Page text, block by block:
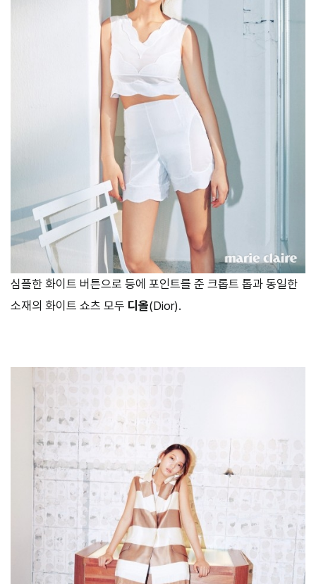
심플한 화이트 버튼으로 등에 포인트를 준 크롭트 톱과 동일한
소재의 화이트 쇼츠 모두 디올(Dior).